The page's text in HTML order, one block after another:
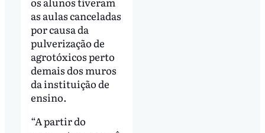
as aulas canceladas
por causa da
pulverização de
agrotóxicos perto
demais dos muros
da instituição de
ensino.
“A partir do